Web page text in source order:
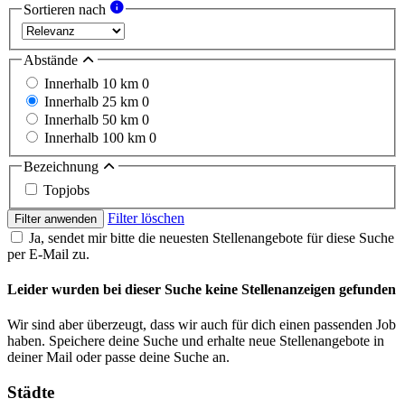
Sortieren nach
Abstände
Innerhalb 10 km 0
Innerhalb 25 km 0
Innerhalb 50 km 0
Innerhalb 100 km 0
Bezeichnung
Topjobs
Filter anwenden
Filter löschen
Ja, sendet mir bitte die neuesten Stellenangebote für diese Suche
per E-Mail zu.
Leider wurden bei dieser Suche keine Stellenanzeigen gefunden
Wir sind aber überzeugt, dass wir auch für dich einen passenden Job
haben. Speichere deine Suche und erhalte neue Stellenangebote in
deiner Mail oder passe deine Suche an.
Städte